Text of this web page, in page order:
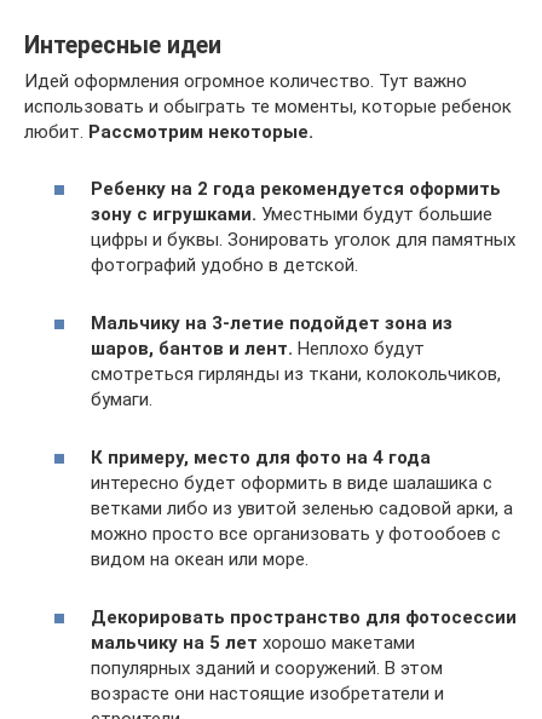
Интересные идеи
Идей оформления огромное количество. Тут важно
использовать и обыграть те моменты, которые ребенок
любит. Рассмотрим некоторые.
Ребенку на 2 года рекомендуется оформить
зону с игрушками. Уместными будут большие
цифры и буквы. Зонировать уголок для памятных
фотографий удобно в детской.
Мальчику на 3-летие подойдет зона из
шаров, бантов и лент. Неплохо будут
смотреться гирлянды из ткани, колокольчиков,
бумаги.
К примеру, место для фото на 4 года
интересно будет оформить в виде шалашика с
ветками либо из увитой зеленью садовой арки, а
можно просто все организовать у фотообоев с
видом на океан или море.
Декорировать пространство для фотосессии
мальчику на 5 лет хорошо макетами
популярных зданий и сооружений. В этом
возрасте они настоящие изобретатели и